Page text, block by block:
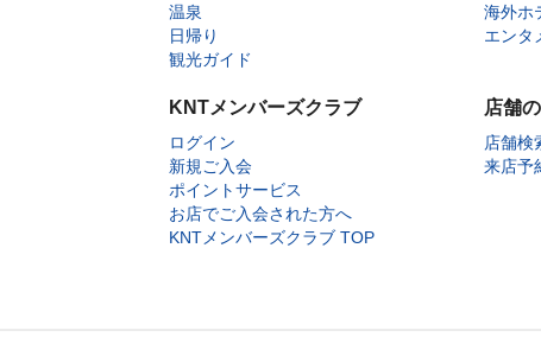
温泉
日帰り
観光ガイド
海外ホ
エンタ
KNTメンバーズクラブ
ログイン
新規ご入会
ポイントサービス
お店でご入会された方へ
KNTメンバーズクラブ TOP
店舗
店舗検
来店予